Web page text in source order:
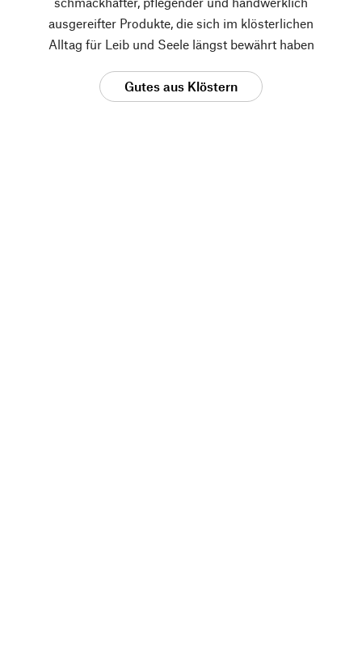
ausgereifter Produkte, die sich im klösterlichen
Alltag für Leib und Seele längst bewährt haben
Gutes aus Klöstern